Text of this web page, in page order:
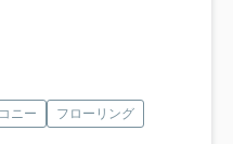
ニー
フローリング